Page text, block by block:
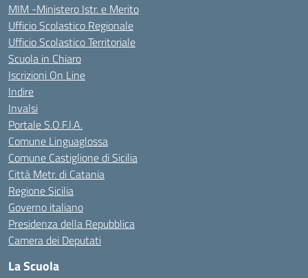
MIM -Ministero Istr. e Merito
Ufficio Scolastico Regionale
Ufficio Scolastico Territoriale
Scuola in Chiaro
Iscrizioni On Line
Indire
Invalsi
Portale S.O.F.I.A.
Comune Linguaglossa
Comune Castiglione di Sicilia
Città Metr. di Catania
Regione Sicilia
Governo italiano
Presidenza della Repubblica
Camera dei Deputati
La Scuola